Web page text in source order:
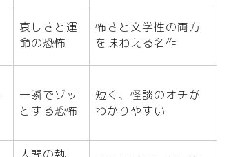
哀しさと運
命の恐怖
怖さと文学性の両方
を味わえる名作
一瞬でゾッ
とする恐怖
短く、怪談のオチが
わかりやすい